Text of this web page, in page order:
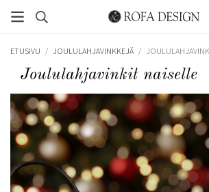
ETUSIVU / JOULULAHJAVINKKEJÄ /
Joululahjavinkit naiselle